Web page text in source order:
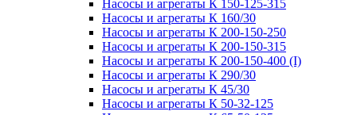
Насосы и агрегаты К 150-125-315
Насосы и агрегаты К 160/30
Насосы и агрегаты К 200-150-250
Насосы и агрегаты К 200-150-315
Насосы и агрегаты К 200-150-400 (I)
Насосы и агрегаты К 290/30
Насосы и агрегаты К 45/30
Насосы и агрегаты К 50-32-125